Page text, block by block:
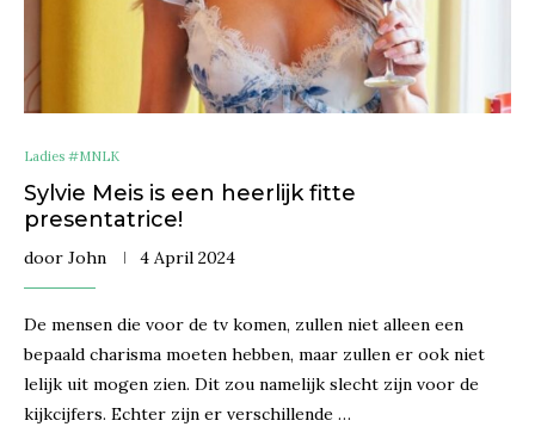
Ladies #MNLK
Sylvie Meis is een heerlijk fitte
presentatrice!
door John 4 April 2024
De mensen die voor de tv komen, zullen niet alleen een
bepaald charisma moeten hebben, maar zullen er ook niet
lelijk uit mogen zien. Dit zou namelijk slecht zijn voor de
kijkcijfers. Echter zijn er verschillende …